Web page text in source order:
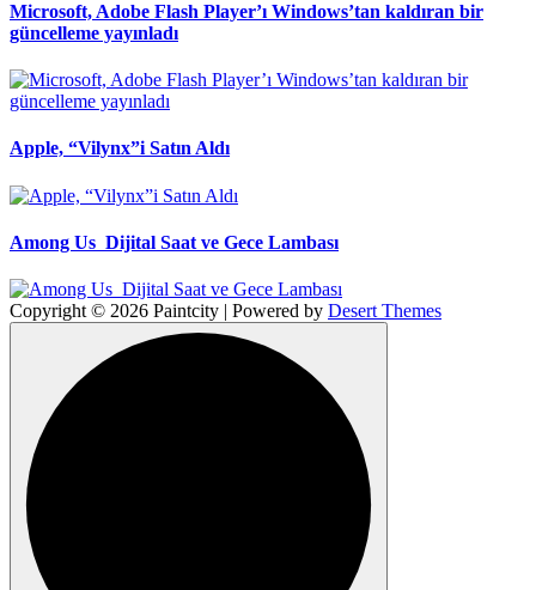
Microsoft, Adobe Flash Player’ı Windows’tan kaldıran bir
güncelleme yayınladı
Apple, “Vilynx”i Satın Aldı
Among Us Dijital Saat ve Gece Lambası
Copyright © 2026 Paintcity | Powered by Desert Themes